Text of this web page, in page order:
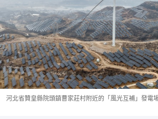
河北省贊皇縣院頭鎮曹家莊村附近的「風光互補」發電